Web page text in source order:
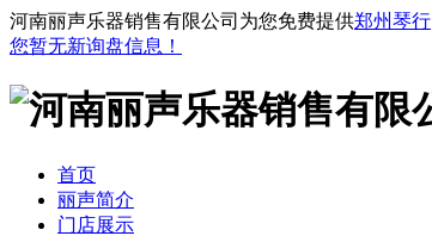
河南丽声乐器销售有限公司为您免费提供郑州琴行
您暂无新询盘信息！
首页
丽声简介
门店展示